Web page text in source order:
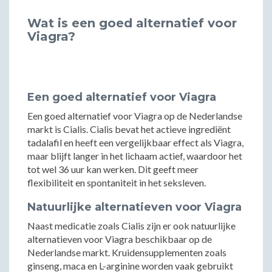
Wat is een goed alternatief voor
Viagra?
Een goed alternatief voor Viagra
Een goed alternatief voor Viagra op de Nederlandse
markt is Cialis. Cialis bevat het actieve ingrediënt
tadalafil en heeft een vergelijkbaar effect als Viagra,
maar blijft langer in het lichaam actief, waardoor het
tot wel 36 uur kan werken. Dit geeft meer
flexibiliteit en spontaniteit in het seksleven.
Natuurlijke alternatieven voor Viagra
Naast medicatie zoals Cialis zijn er ook natuurlijke
alternatieven voor Viagra beschikbaar op de
Nederlandse markt. Kruidensupplementen zoals
ginseng, maca en L-arginine worden vaak gebruikt